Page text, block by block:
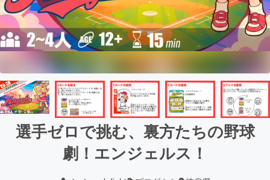
選手ゼロで挑む、裏方たちの野球
劇！エンジェルス！